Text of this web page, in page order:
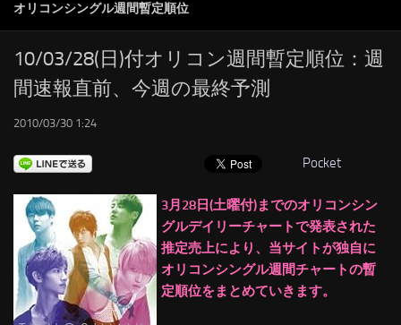
RSS
LINKS
オリコンシングル週間暫定順位
10/03/28(日)付オリコン週間暫定順位：週
間速報直前、今週の最終予測
2010/03/30 1:24
Pocket
3月28日(土曜付)までのオリコンシン
グルデイリーチャートで発表された
推定売上により、当サイトが独自に
オリコンシングル週間チャートの暫
定順位をまとめていきます。